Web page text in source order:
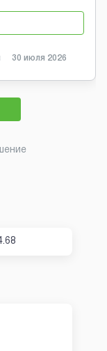
30 июля 2026